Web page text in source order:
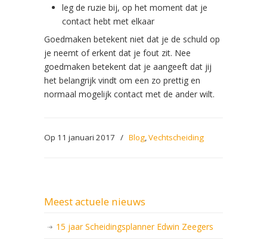
leg de ruzie bij, op het moment dat je
contact hebt met elkaar
Goedmaken betekent niet dat je de schuld op
je neemt of erkent dat je fout zit. Nee
goedmaken betekent dat je aangeeft dat jij
het belangrijk vindt om een zo prettig en
normaal mogelijk contact met de ander wilt.
Op 11 januari 2017 / Blog,Vechtscheiding
Meest actuele nieuws
15 jaar Scheidingsplanner Edwin Zeegers